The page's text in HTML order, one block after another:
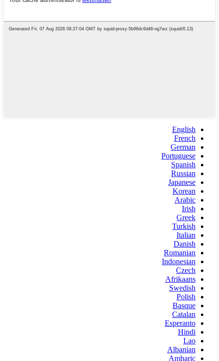
English
French
German
Portuguese
Spanish
Russian
Japanese
Korean
Arabic
Irish
Greek
Turkish
Italian
Danish
Romanian
Indonesian
Czech
Afrikaans
Swedish
Polish
Basque
Catalan
Esperanto
Hindi
Lao
Albanian
Amharic